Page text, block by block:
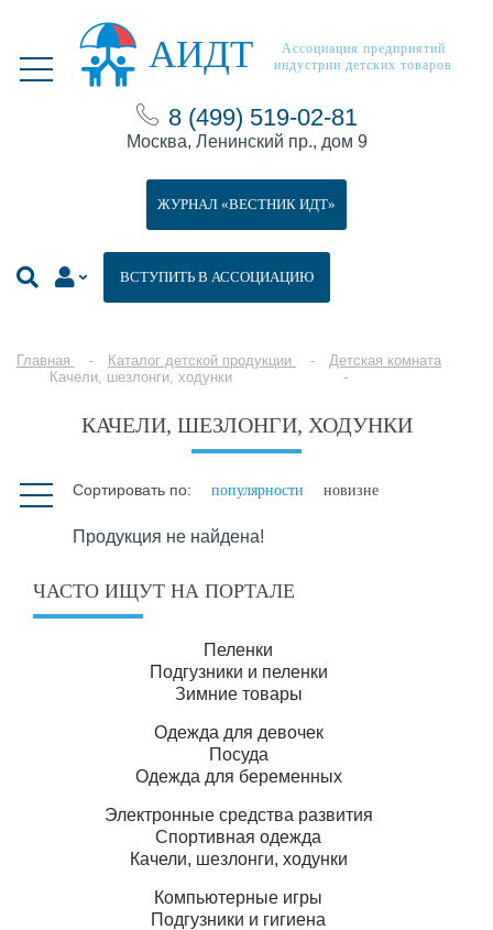
АИДТ
Ассоциация предприятий
индустрии детских товаров
8 (499) 519-02-81
Москва, Ленинский пр., дом 9
ВСТУПИТЬ В АССОЦИАЦИЮ
ЖУРНАЛ «ВЕСТНИК ИДТ»
Главная Каталог детской продукции
Детская комната
Качели, шезлонги, ходунки
КАЧЕЛИ, ШЕЗЛОНГИ, ХОДУНКИ
Сортировать по: популярности новизне
Продукция не найдена!
ЧАСТО ИЩУТ НА ПОРТАЛЕ
Пеленки
Подгузники и пеленки
Зимние товары
Одежда для девочек
Посуда
Одежда для беременных
Электронные средства развития
Спортивная одежда
Качели, шезлонги, ходунки
Компьютерные игры
Подгузники и гигиена